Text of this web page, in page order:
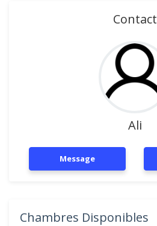
Contact
Ali
Message
Chambres Disponibles